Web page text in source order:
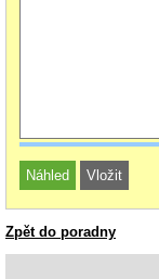
Zpět do poradny